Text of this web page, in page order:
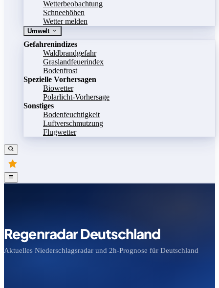
Wetterbeobachtung
Schneehöhen
Wetter melden
Umwelt
Gefahrenindizes
Waldbrandgefahr
Graslandfeuerindex
Bodenfrost
Spezielle Vorhersagen
Biowetter
Polarlicht-Vorhersage
Sonstiges
Bodenfeuchtigkeit
Luftverschmutzung
Flugwetter
Regenradar Deutschland
Aktuelles Niederschlagsradar und 2h-Prognose für Deutschland